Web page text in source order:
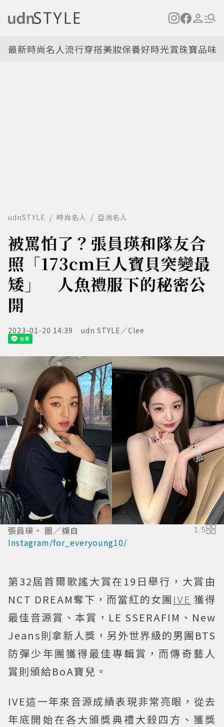
最新時尚名人流行穿搭美妝保養好時光賞珠寶品味
udnSTYLE 時尚名人 亞洲名人
被罵怕了？張員瑛和隊友合
照「173cm巨人寶貝突變最
矮」 人魚禮服下的秘密公
開
2023-01-20 14:39 udn STYLE／Clee
張員瑛。 圖／擷自
Instagram/for_everyoung10/
1/5
第32屆首爾歌謠大賞在19日舉行，大賞由
NCT DREAM奪下，而當紅的女團 IVE 獲得
最佳音源賞、本賞，LE SSERAFIM、New
Jeans則拿新人獎，另外世界級的男團BTS
防彈少年團獲得最佳專輯賞，而傳奇藝人
賞則頒給BoA寶兒。
IVE這一年來音源成績表現非常亮眼，從去
年底開始在各大頒獎典禮大殺四方、獲獎